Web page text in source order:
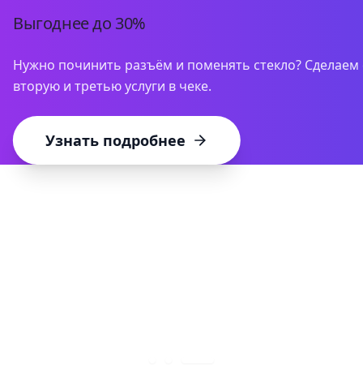
Выгоднее до 30%
Нужно починить разъём и поменять стекло? Сделаем
вторую и третью услуги в чеке.
Узнать подробнее